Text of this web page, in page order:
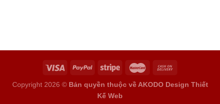
Copyright 2026 © Bản quyền thuộc về AKODO Design Thiết
Kế Web